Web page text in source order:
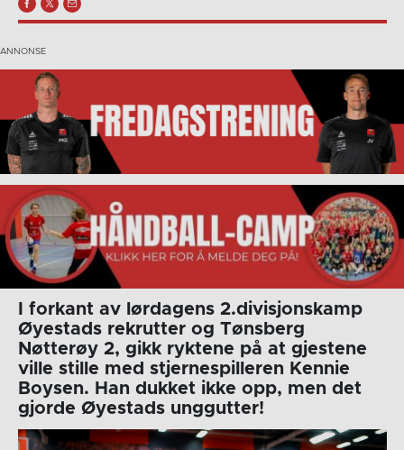
I forkant av lørdagens 2.divisjonskamp
Øyestads rekrutter og Tønsberg
Nøtterøy 2, gikk ryktene på at gjestene
ville stille med stjernespilleren Kennie
Boysen. Han dukket ikke opp, men det
gjorde Øyestads unggutter!